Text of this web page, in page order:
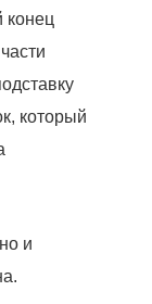
конец
который
и